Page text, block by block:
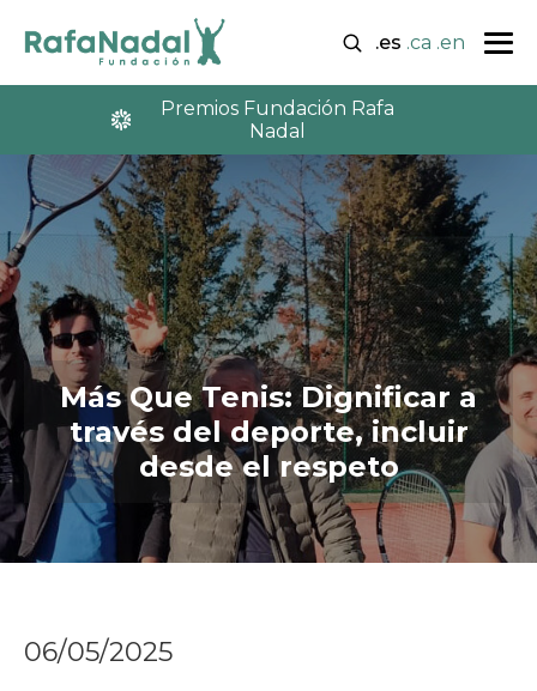
.es .ca .en
Premios Fundación Rafa
Nadal
Más Que Tenis: Dignificar a
través del deporte, incluir
desde el respeto
06/05/2025